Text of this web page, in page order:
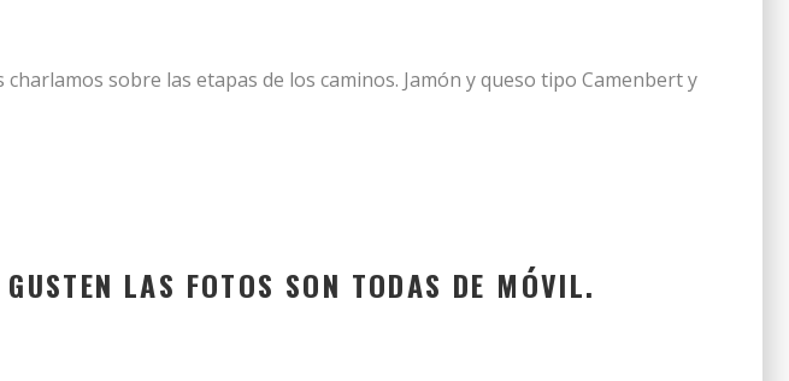
sobre las etapas de los caminos. Jamón y queso tipo Camenbert y
LAS FOTOS SON TODAS DE MÓVIL.